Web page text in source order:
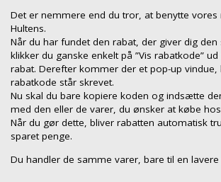
Det er nemmere end du tror, at benytte vores
Hultens.
Når du har fundet den rabat, der giver dig
klikker du ganske enkelt på ”Vis rabatkode”
rabat. Derefter kommer der et pop-up vindue,
rabatkode står skrevet.
Nu skal du bare kopiere koden og indsætte
med den eller de varer, du ønsker at købe hos
Når du gør dette, bliver rabatten automatisk
sparet penge.
Du handler de samme varer, bare til en lavere